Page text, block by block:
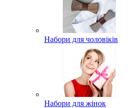
Набори для чоловіків
Набори для жінок